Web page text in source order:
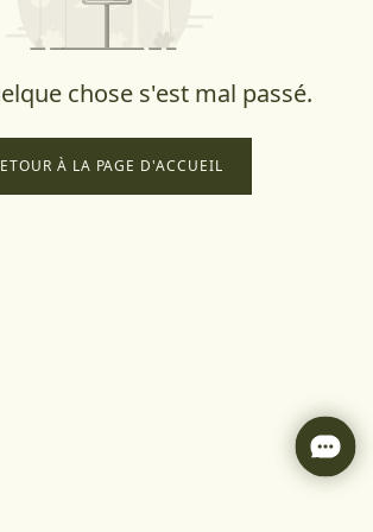
chose s'est mal passé.
À LA PAGE D'ACCUEIL